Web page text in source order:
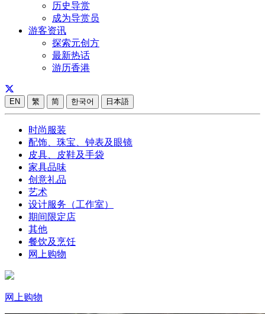
历史导赏
成为导赏员
游客资讯
探索元创方
最新热话
游历香港
EN 繁 简 한국어 日本語
时尚服装
配饰、珠宝、钟表及眼镜
皮具、皮鞋及手袋
家具品味
创意礼品
艺术
设计服务（工作室）
期间限定店
其他
餐饮及烹饪
网上购物
网上购物